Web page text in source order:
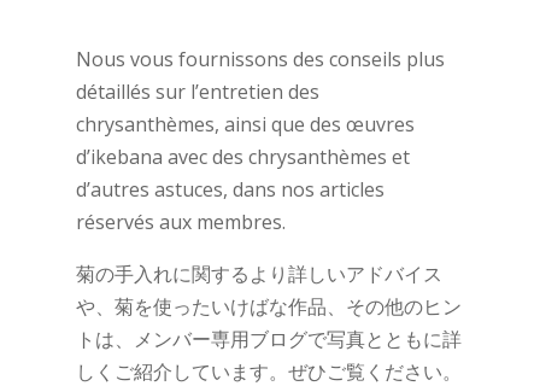
Nous vous fournissons des conseils plus
détaillés sur l’entretien des
chrysanthèmes, ainsi que des œuvres
d’ikebana avec des chrysanthèmes et
d’autres astuces, dans nos articles
réservés aux membres.
菊の手入れに関するより詳しいアドバイス
や、菊を使ったいけばな作品、その他のヒン
トは、メンバー専用ブログで写真とともに詳
しくご紹介しています。ぜひご覧ください。